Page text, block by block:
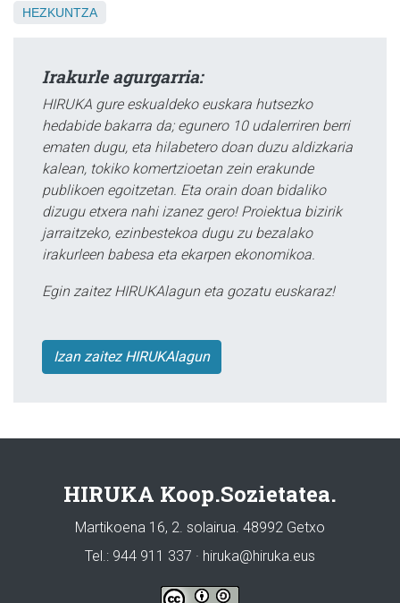
HEZKUNTZA
Irakurle agurgarria:
HIRUKA gure eskualdeko euskara hutsezko
hedabide bakarra da; egunero 10 udalerriren berri
ematen dugu, eta hilabetero doan duzu aldizkaria
kalean, tokiko komertzioetan zein erakunde
publikoen egoitzetan. Eta orain doan bidaliko
dizugu etxera nahi izanez gero! Proiektua bizirik
jarraitzeko, ezinbestekoa dugu zu bezalako
irakurleen babesa eta ekarpen ekonomikoa.
Egin zaitez HIRUKAlagun eta gozatu euskaraz!
Izan zaitez HIRUKAlagun
HIRUKA Koop.Sozietatea.
Martikoena 16, 2. solairua. 48992 Getxo
Tel.: 944 911 337 · hiruka@hiruka.eus